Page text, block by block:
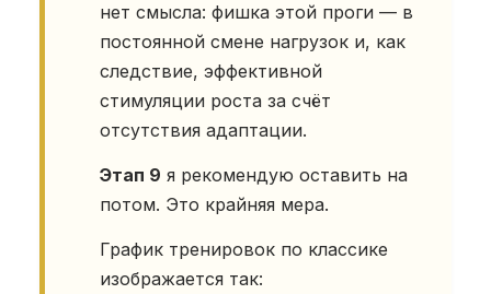
нет смысла: фишка этой проги — в
постоянной смене нагрузок и, как
следствие, эффективной
стимуляции роста за счёт
отсутствия адаптации.
Этап 9 я рекомендую оставить на
потом. Это крайняя мера.
График тренировок по классике
изображается так: